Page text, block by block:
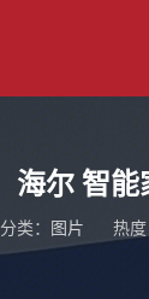
海尔 智能
分类： 图片 热